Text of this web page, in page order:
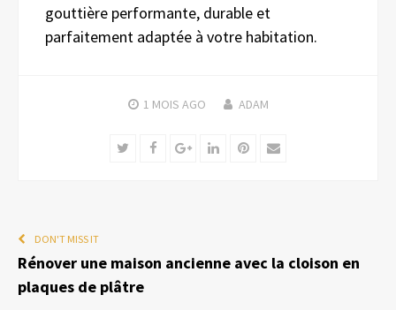
gouttière performante, durable et
parfaitement adaptée à votre habitation.
1 MOIS AGO ADAM
TwitterFacebookGoogle+LinkedInPinterest
Email
DON'T MISS IT
Rénover une maison ancienne avec la cloison en
plaques de plâtre